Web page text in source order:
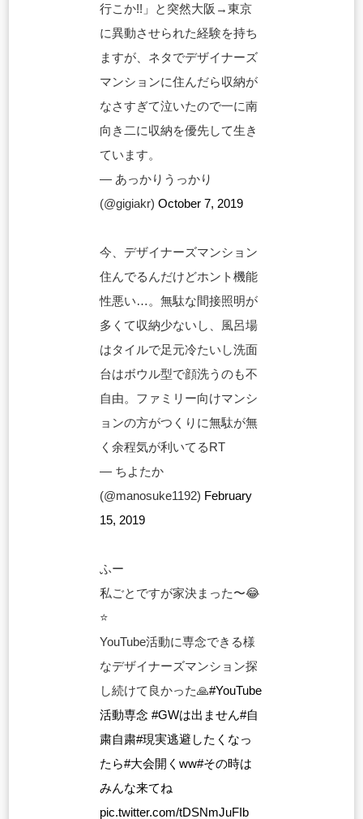
行こか!!」と突然大阪→東京
に異動させられた経験を持ち
ますが、ネタでデザイナーズ
マンションに住んだら収納が
なさすぎて泣いたので一に南
向き二に収納を優先して生き
ています。
— あっかりうっかり
(@gigiakr) October 7, 2019
今、デザイナーズマンション
住んでるんだけどホント機能
性悪い…。無駄な間接照明が
多くて収納少ないし、風呂場
はタイルで足元冷たいし洗面
台はボウル型で顔洗うのも不
自由。ファミリー向けマンシ
ョンの方がつくりに無駄が無
く余程気が利いてるRT
— ちよたか
(@manosuke1192) February
15, 2019
ふー
私ごとですが家決まった〜😂
⭐️
YouTube活動に専念できる様
なデザイナーズマンション探
し続けて良かった🙏#YouTube
活動専念 #GWは出ません#自
粛自粛#現実逃避したくなっ
たら#大会開くww#その時は
みんな来てね
pic.twitter.com/tDSNmJuFIb